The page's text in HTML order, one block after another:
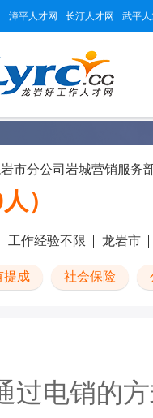
漳平人才网 长汀人才网 武平
市分公司岩城营销服务
）
工作经验不限 龙岩市
提成 社会保险
过电销的